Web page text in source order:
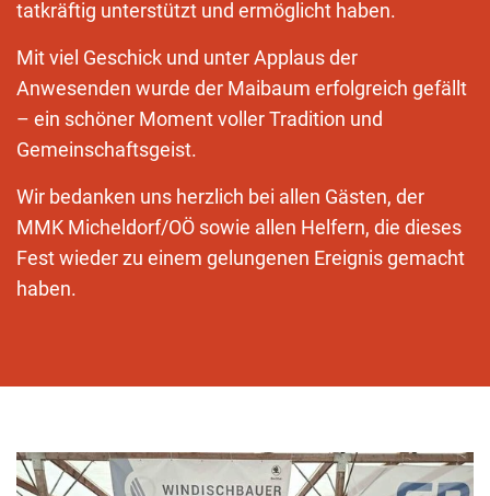
tatkräftig unterstützt und ermöglicht haben.
Mit viel Geschick und unter Applaus der
Anwesenden wurde der Maibaum erfolgreich gefällt
– ein schöner Moment voller Tradition und
Gemeinschaftsgeist.
Wir bedanken uns herzlich bei allen Gästen, der
MMK Micheldorf/OÖ sowie allen Helfern, die dieses
Fest wieder zu einem gelungenen Ereignis gemacht
haben.